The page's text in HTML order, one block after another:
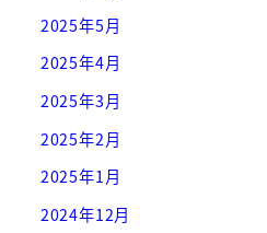
2025年5月
2025年4月
2025年3月
2025年2月
2025年1月
2024年12月